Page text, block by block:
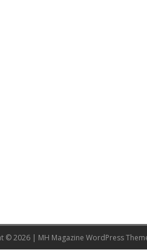
© 2026 | MH Magazine WordPress